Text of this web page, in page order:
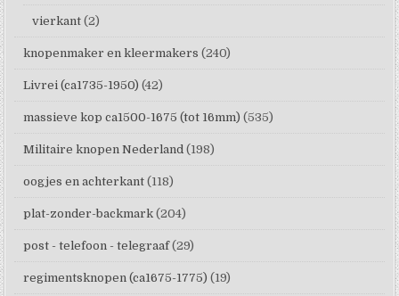
vierkant (2)
knopenmaker en kleermakers (240)
Livrei (ca1735-1950) (42)
massieve kop ca1500-1675 (tot 16mm) (535)
Militaire knopen Nederland (198)
oogjes en achterkant (118)
plat-zonder-backmark (204)
post - telefoon - telegraaf (29)
regimentsknopen (ca1675-1775) (19)